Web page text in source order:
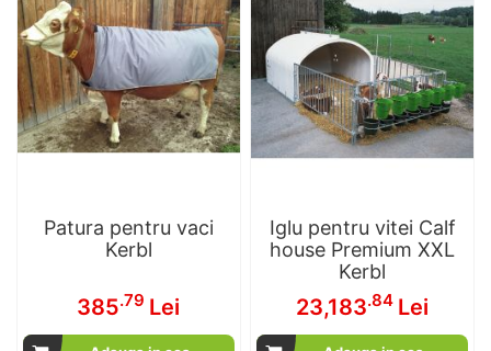
Patura pentru vaci
Kerbl
385.79 Lei
Iglu pentru vitei Calf
house Premium XXL
Kerbl
23,183.84 Lei